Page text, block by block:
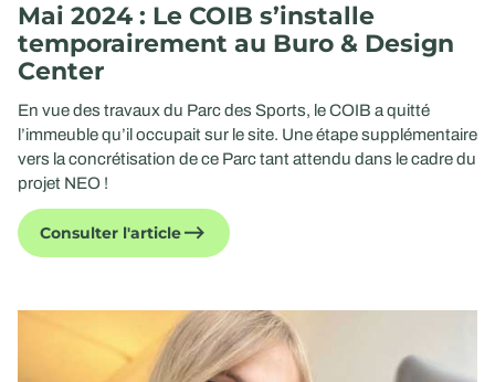
Mai 2024 : Le COIB s’installe
temporairement au Buro & Design
Center
En vue des travaux du Parc des Sports, le COIB a quitté
l’immeuble qu’il occupait sur le site. Une étape supplémentaire
vers la concrétisation de ce Parc tant attendu dans le cadre du
projet NEO !
Consulter l'article